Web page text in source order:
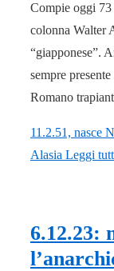
Compie oggi
colonna Walter
“giapponese”.
sempre
Romano
11.2.51, nasce
Alasia Leggi
6.12.23: